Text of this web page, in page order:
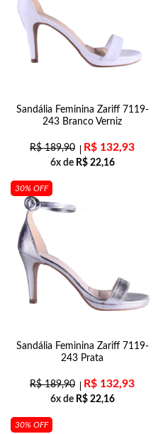
Sandália Feminina Zariff 7119-
243 Branco Verniz
R$189,90 R$ 132,93
6x de R$22,16
30% OFF
Sandália Feminina Zariff 7119-
243 Prata
R$189,90 R$ 132,93
6x de R$22,16
30% OFF